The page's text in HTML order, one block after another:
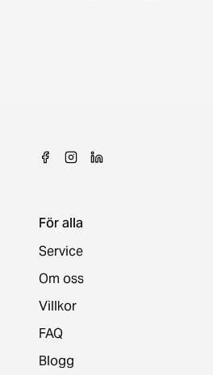
För alla
Service
Om oss
Villkor
FAQ
Blogg